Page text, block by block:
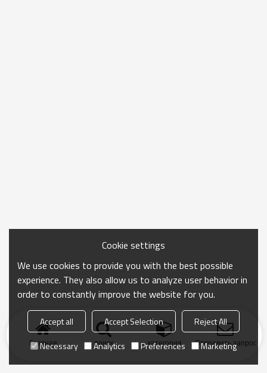
Главная поиск категория Отправить запрос
Cookie settings
We use cookies to provide you with the best possible
experience. They also allow us to analyze user behavior in
order to constantly improve the website for you.
Accept all Accept Selection
Reject All
Necessary
Analytics Preferences Marketing